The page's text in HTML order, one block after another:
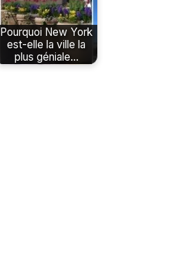
Pourquoi New York
est-elle la ville la
plus géniale…